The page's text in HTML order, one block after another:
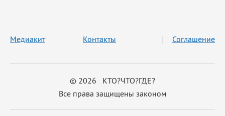
© 2026 КТО?ЧТО?ГДЕ?
Все права защищены законом
Медиакит Контакты Соглашение